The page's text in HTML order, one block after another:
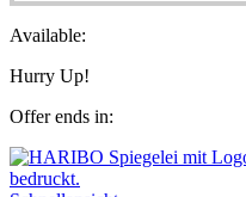
Available:
Hurry Up!
Offer ends in: